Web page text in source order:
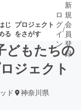
じ
る
プロジェクト
をさがす
が近いプ
ト
もうすぐ公開
されます
ロ
グ
イ
ン
/
新
規
会
員
登
録
どもたちの
ジェクト
ド 神奈川県